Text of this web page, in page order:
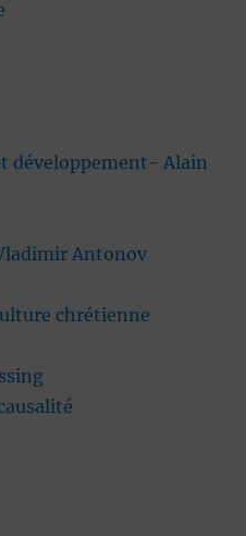
développement- Alain
Antonov
chrétienne